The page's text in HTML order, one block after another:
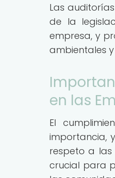
Las
de la
empresa, y
ambientales
en las
El
importancia,
respeto a las
crucial para